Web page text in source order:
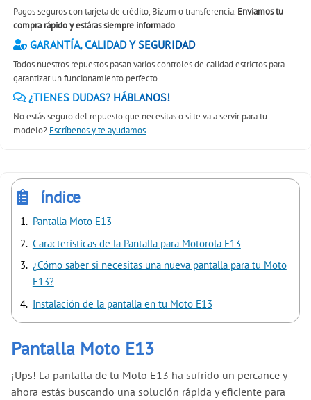
Pagos seguros con tarjeta de crédito, Bizum o transferencia. Enviamos tu
compra rápido y estáras siempre informado.
GARANTÍA, CALIDAD Y SEGURIDAD
Todos nuestros repuestos pasan varios controles de calidad estrictos para
garantizar un funcionamiento perfecto.
¿TIENES DUDAS? HÁBLANOS!
No estás seguro del repuesto que necesitas o si te va a servir para tu
modelo? Escríbenos y te ayudamos
índice
Pantalla Moto E13
Características de la Pantalla para Motorola E13
¿Cómo saber si necesitas una nueva pantalla para tu Moto
E13?
Instalación de la pantalla en tu Moto E13
Pantalla Moto E13
¡Ups! La pantalla de tu Moto E13 ha sufrido un percance y
ahora estás buscando una solución rápida y eficiente para